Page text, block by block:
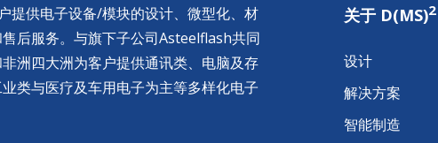
提供电子设备/模块的设计、微型化、材
后服务。与旗下子公司Asteelflash共同
洲四大洲为客户提供通讯类、电脑及存
类与医疗及车用电子为主等多样化电子
关于 D(MS)2
设计
解决方案
智能制造